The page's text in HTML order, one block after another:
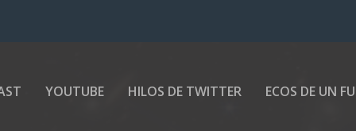
YOUTUBE HILOS DE TWITTER ECOS DE UN